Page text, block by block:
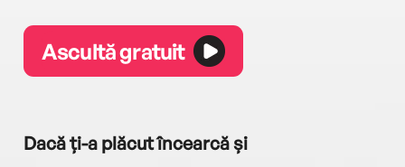
Ascultă gratuit
Dacă ți-a plăcut încearcă și